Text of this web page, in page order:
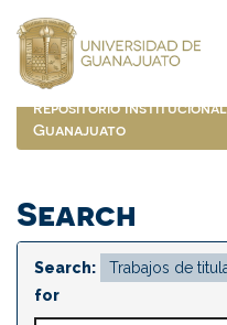
navigation
Repositorio
Guanajuato
Search
Search:
for